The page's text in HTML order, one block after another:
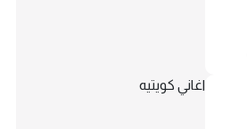
اغاني كويتيه